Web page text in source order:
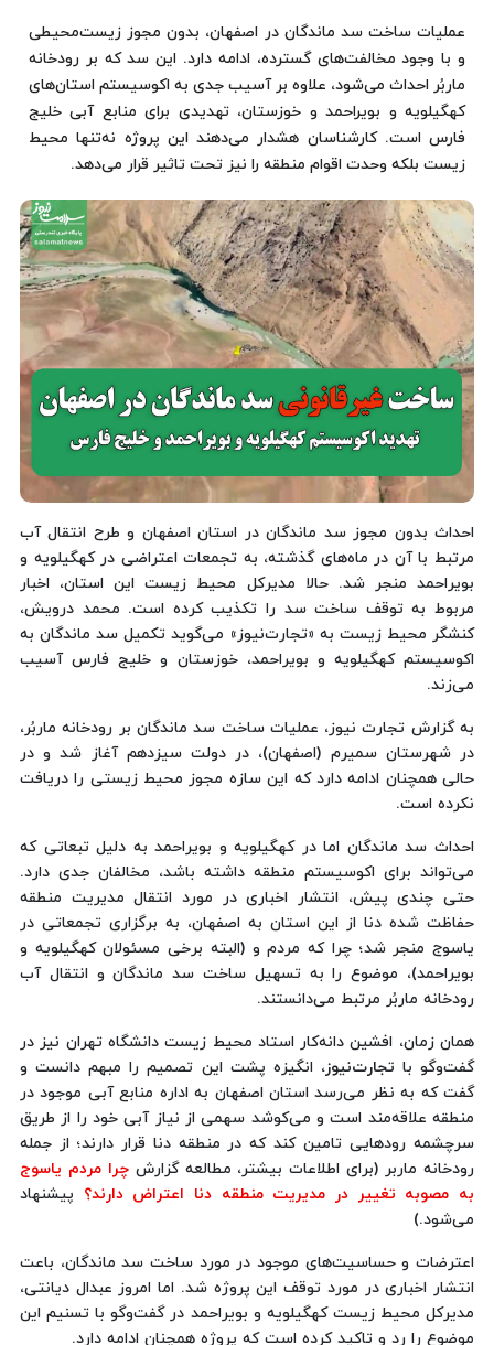
عملیات ساخت سد ماندگان در اصفهان، بدون مجوز زیست‌محیطی
و با وجود مخالفت‌های گسترده، ادامه دارد. این سد که بر رودخانه
ماربُر احداث می‌شود، علاوه بر آسیب جدی به اکوسیستم استان‌های
کهگیلویه و بویراحمد و خوزستان، تهدیدی برای منابع آبی خلیج
فارس است. کارشناسان هشدار می‌دهند این پروژه نه‌تنها محیط
زیست بلکه وحدت اقوام منطقه را نیز تحت تاثیر قرار می‌دهد.
احداث بدون مجوز سد ماندگان در استان اصفهان و طرح انتقال آب
مرتبط با آن در ماه‌های گذشته، به تجمعات اعتراضی در کهگیلویه و
بویراحمد منجر شد. حالا مدیرکل محیط زیست این استان، اخبار
مربوط به توقف ساخت سد را تکذیب کرده است. محمد درویش،
کنشگر محیط زیست به «تجارت‌نیوز» می‌گوید تکمیل سد ماندگان به
اکوسیستم کهگیلویه و بویراحمد، خوزستان و خلیج فارس آسیب
می‌زند.
به گزارش تجارت نیوز، عملیات ساخت سد ماندگان بر رودخانه ماربُر،
در شهرستان سمیرم (اصفهان)، در دولت سیزدهم آغاز شد و در
حالی همچنان ادامه دارد که این سازه مجوز محیط زیستی را دریافت
نکرده است.
احداث سد ماندگان اما در کهگیلویه و بویراحمد به دلیل تبعاتی که
می‌تواند برای اکوسیستم منطقه داشته باشد، مخالفان جدی دارد.
حتی چندی پیش، انتشار اخباری در مورد انتقال مدیریت منطقه
حفاظت شده دنا از این استان به اصفهان، به برگزاری تجمعاتی در
یاسوج منجر شد؛ چرا که مردم و (البته برخی مسئولان کهگیلویه و
بویراحمد)، موضوع را به تسهیل ساخت سد ماندگان و انتقال آب
رودخانه ماربُر مرتبط می‌دانستند.
همان زمان، افشین دانه‌کار استاد محیط زیست دانشگاه تهران نیز در
گفت‌وگو با تجارت‌نیوز، انگیزه پشت این تصمیم را مبهم دانست و
گفت که به نظر می‌رسد استان اصفهان به اداره منابع آبی موجود در
منطقه علاقه‌مند است و می‌کوشد سهمی از نیاز آبی خود را از طریق
سرچشمه رودهایی تامین کند که در منطقه دنا قرار دارند؛ از جمله
رودخانه ماربر (برای اطلاعات بیشتر، مطالعه گزارشچرا مردم یاسوج
به مصوبه تغییر در مدیریت منطقه دنا اعتراض دارند؟ پیشنهاد
می‌شود.)
اعترضات و حساسیت‌های موجود در مورد ساخت سد ماندگان، باعت
انتشار اخباری در مورد توقف این پروژه شد. اما امروز عبدال دیانتی،
مدیرکل محیط زیست کهگیلویه و بویراحمد در گفت‌وگو با تسنیم این
موضوع را رد و تاکید کرده است که پروژه همچنان ادامه دارد.